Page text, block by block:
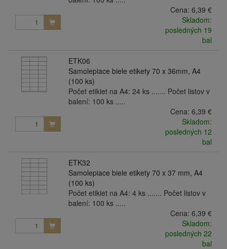
Cena: 6,39 €
Skladom:
posledných 19
bal
ETK06
Samolepiace biele etikety 70 x 36mm, A4
(100 ks)
Počet etikiet na A4: 24 ks ....... Počet listov v
balení: 100 ks .....
Cena: 6,39 €
Skladom:
posledných 12
bal
ETK32
Samolepiace biele etikety 70 x 37 mm, A4
(100 ks)
Počet etikiet na A4: 4 ks ....... Počet listov v
balení: 100 ks .....
Cena: 6,39 €
Skladom:
posledných 22
bal